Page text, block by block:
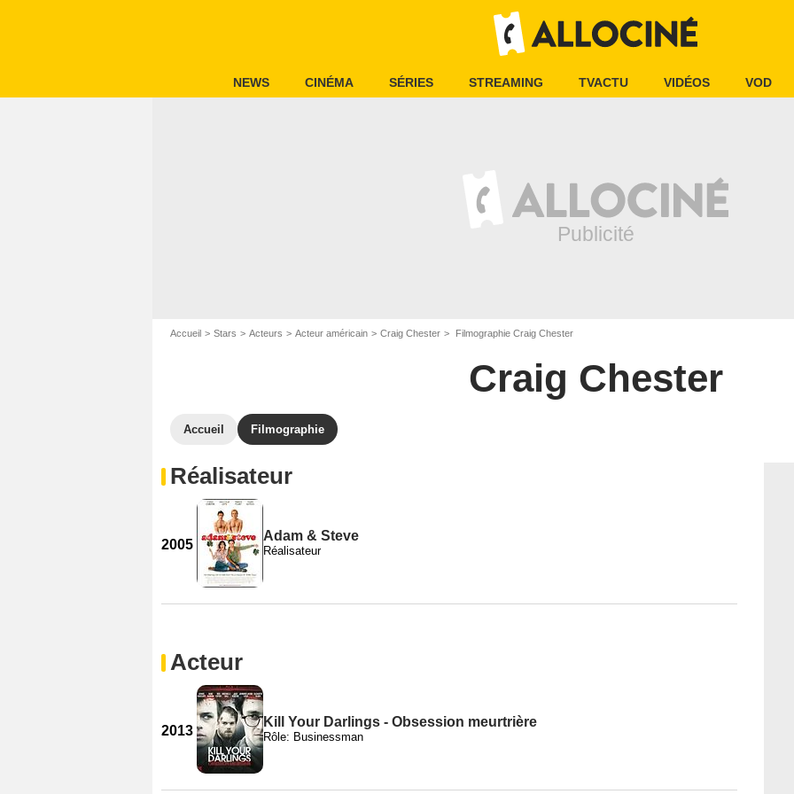
NEWS CINÉMA SÉRIES STREAMING TVACTU VIDÉOS VOD
Accueil Stars Acteurs Acteur américain Craig Chester Filmographie Craig Chester
Craig Chester
Accueil Filmographie
Réalisateur
2005
Adam & Steve
Réalisateur
Acteur
2013
Kill Your Darlings - Obsession meurtrière
Rôle: Businessman